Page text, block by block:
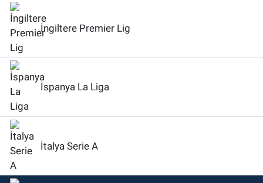
İngiltere Premier Lig
İspanya La Liga
İtalya Serie A